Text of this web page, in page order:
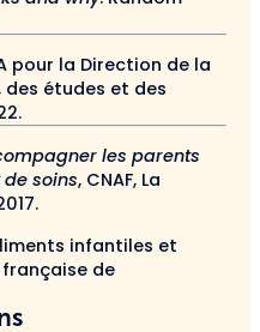
pour la Direction de la
des études et des
les parents
soins, CNAF, La
infantiles et
de